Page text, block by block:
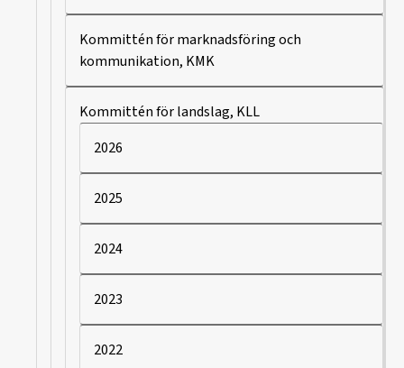
Kommittén för marknadsföring och
kommunikation, KMK
Kommittén för landslag, KLL
2026
2025
2024
2023
2022